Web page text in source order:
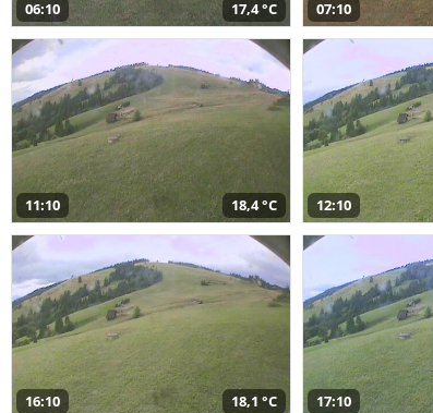
06:10 17,4 °C 07:10
11:10 18,4 °C 12:10
16:10 18,1 °C 17:10